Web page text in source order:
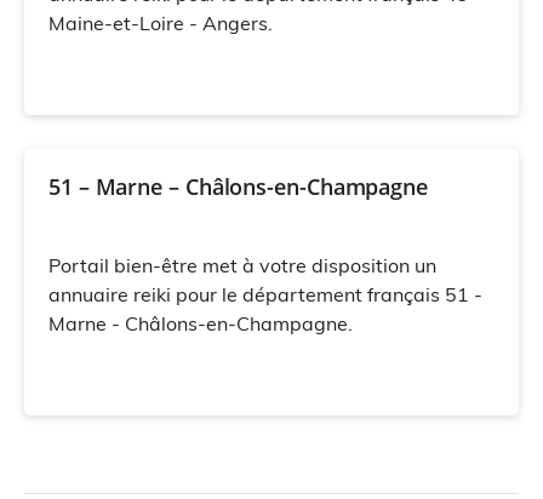
Maine-et-Loire - Angers.
51 – Marne – Châlons-en-Champagne
Portail bien-être met à votre disposition un
annuaire reiki pour le département français 51 -
Marne - Châlons-en-Champagne.